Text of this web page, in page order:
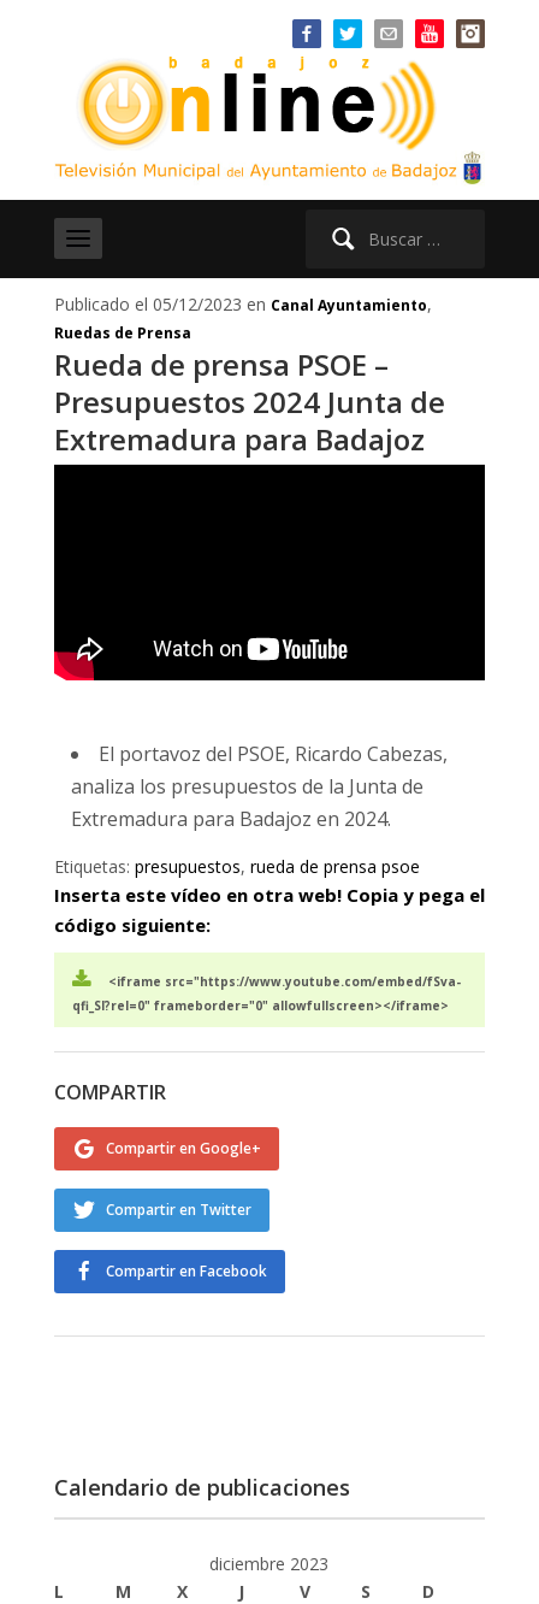
Buscar:
Publicado el 05/12/2023 en Canal Ayuntamiento,
Ruedas de Prensa
Rueda de prensa PSOE –
Presupuestos 2024 Junta de
Extremadura para Badajoz
El portavoz del PSOE, Ricardo Cabezas,
analiza los presupuestos de la Junta de
Extremadura para Badajoz en 2024.
Etiquetas: presupuestos, rueda de prensa psoe
Inserta este vídeo en otra web! Copia y pega el
código siguiente:
<iframe src="https://www.youtube.com/embed/fSva-
qfi_SI?rel=0" frameborder="0" allowfullscreen></iframe>
COMPARTIR
Compartir en Google+
Compartir en Twitter
Compartir en Facebook
Calendario de publicaciones
diciembre 2023
L
M X J V S
D